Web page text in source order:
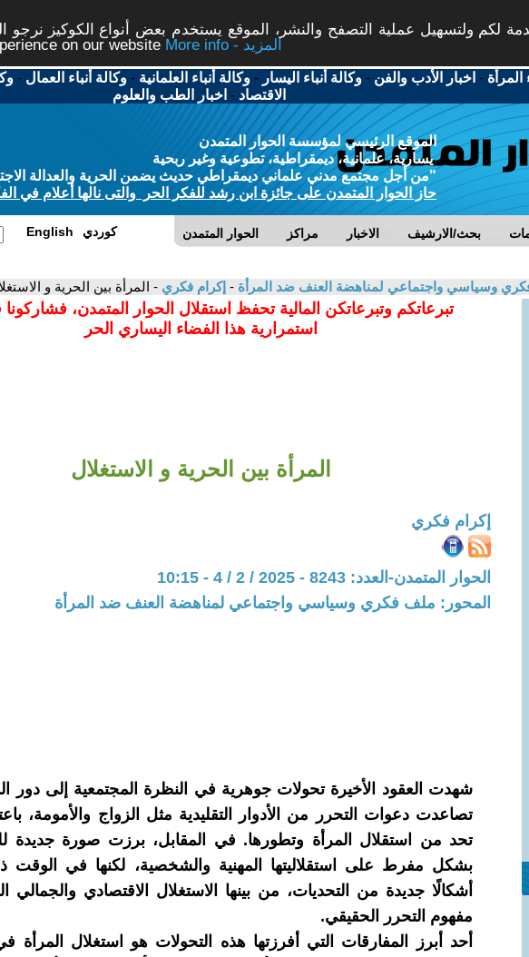
لكم ولتسهيل عملية التصفح والنشر، الموقع يستخدم بعض أنواع الكوكيز نرجو
on our website
More info - المزيد
المرأة - اخبار الأدب والفن -وكالة أنباء اليسار -وكالة أنباء العلمانية -وكالة أنباء العمال -
الاقتصاد - اخبار الطب والعلوم
الموقع الرئيسي لمؤسسة الحوار المتمدن
يسارية، علمانية، ديمقراطية، تطوعية وغير ربحية
"من أجل مجتمع مدني علماني ديمقراطي حديث يضمن الحرية والعدالة
حاز الحوار المتمدن على جائزة ابن رشد للفكر الحر والتى نالها أعلام في
الحوار المتمدن مراكز الاخبار بحث/الارشيف English كوردي
وسياسي واجتماعي لمناهضة العنف ضد المرأة - إكرام فكري - المرأة بين الحرية و
تبرعاتكم وتبرعاتكن المالية تحفظ استقلال الحوار المتمدن،
استمرارية هذا الفضاء اليساري الحر
المرأة بين الحرية و الاستغلال
إكرام فكري
الحوار المتمدن-العدد: 8243 - 2025 / 2 / 4 - 10:15
المحور: ملف فكري وسياسي واجتماعي لمناهضة العنف ضد المرأة
شهدت العقود الأخيرة تحولات جوهرية في النظرة المجتمعية إلى دور
تصاعدت دعوات التحرر من الأدوار التقليدية مثل الزواج والأمومة،
تحد من استقلال المرأة وتطورها. في المقابل، برزت صورة جديدة
بشكل مفرط على استقلاليتها المهنية والشخصية، لكنها في الوقت
أشكالًا جديدة من التحديات، من بينها الاستغلال الاقتصادي
مفهوم التحرر الحقيقي.
أحد أبرز المفارقات التي أفرزتها هذه التحولات هو استغلال المرأة